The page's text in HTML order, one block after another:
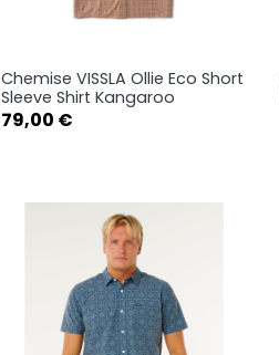
 Aperçu rapide
S
Chemise VISSLA Ollie Eco Short
Sleeve Shirt Kangaroo
Prix
79,00 €